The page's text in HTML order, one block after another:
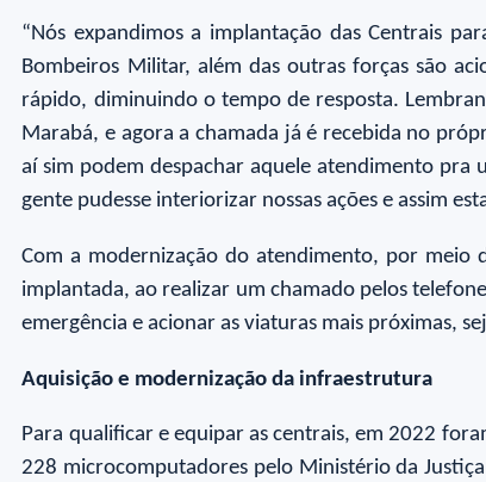
“Nós expandimos a implantação das Centrais
Bombeiros Militar, além das outras forças são
rápido, diminuindo o tempo de resposta.
Marabá, e agora a chamada já é recebida no
aí sim podem despachar aquele atendimento pra
gente pudesse interiorizar nossas ações e assim
Com a modernização do atendimento, por meio
implantada, ao realizar um chamado pelos
emergência e acionar as viaturas mais próximas,
Aquisição e modernização da infraestrutura
Para qualificar e equipar as centrais, em 2022
228 microcomputadores pelo Ministério da